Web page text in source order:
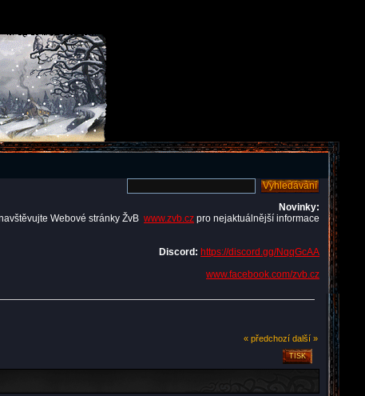
Novinky:
Webové stránky ŽvB www.zvb.cz pro nejaktuálnější informace
Discord: https://discord.gg/NqqGcAA
www.facebook.com/zvb.cz
« předchozí další »
TISK